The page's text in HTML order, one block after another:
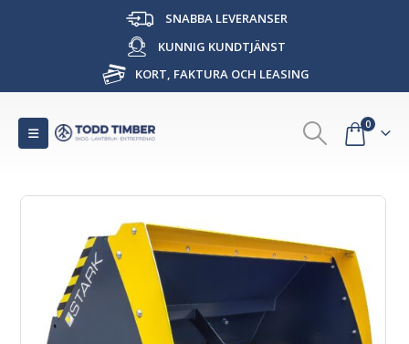
SNABBA LEVERANSER
KUNNIG KUNDTJÄNST
KORT, FAKTURA OCH LEASING
0